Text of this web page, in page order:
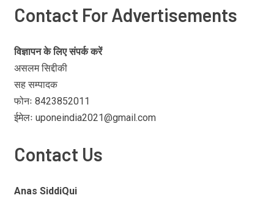
Contact For Advertisements
विज्ञापन के लिए संपर्क करें
असलम सिद्दीकी
सह सम्पादक
फोनः 8423852011
ईमेलः uponeindia2021@gmail.com
Contact Us
Anas SiddiQui